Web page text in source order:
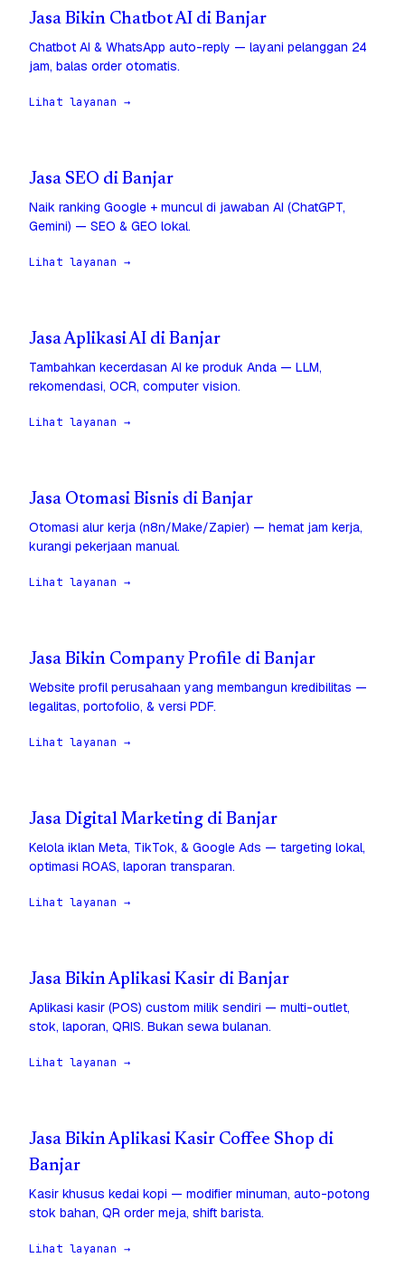
Jasa Bikin Chatbot AI di Banjar
Chatbot AI & WhatsApp auto-reply — layani pelanggan 24
jam, balas order otomatis.
Lihat layanan →
Jasa SEO di Banjar
Naik ranking Google + muncul di jawaban AI (ChatGPT,
Gemini) — SEO & GEO lokal.
Lihat layanan →
Jasa Aplikasi AI di Banjar
Tambahkan kecerdasan AI ke produk Anda — LLM,
rekomendasi, OCR, computer vision.
Lihat layanan →
Jasa Otomasi Bisnis di Banjar
Otomasi alur kerja (n8n/Make/Zapier) — hemat jam kerja,
kurangi pekerjaan manual.
Lihat layanan →
Jasa Bikin Company Profile di Banjar
Website profil perusahaan yang membangun kredibilitas —
legalitas, portofolio, & versi PDF.
Lihat layanan →
Jasa Digital Marketing di Banjar
Kelola iklan Meta, TikTok, & Google Ads — targeting lokal,
optimasi ROAS, laporan transparan.
Lihat layanan →
Jasa Bikin Aplikasi Kasir di Banjar
Aplikasi kasir (POS) custom milik sendiri — multi-outlet,
stok, laporan, QRIS. Bukan sewa bulanan.
Lihat layanan →
Jasa Bikin Aplikasi Kasir Coffee Shop di
Banjar
Kasir khusus kedai kopi — modifier minuman, auto-potong
stok bahan, QR order meja, shift barista.
Lihat layanan →